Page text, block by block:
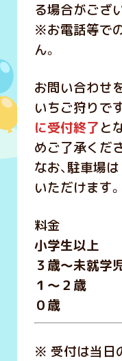
る場合がござ
※お電話等で
ん。
お問い合わせ
いちご狩りで
に受付終了と
めご了承くだ
なお、駐車場
いただけます。
料金
小学生以
３歳～未就
１～２歳
０歳
※ 受付は当日